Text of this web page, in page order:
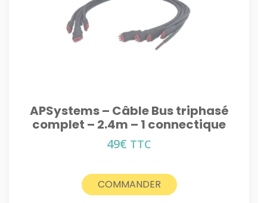
APSystems – Câble Bus triphasé
complet – 2.4m – 1 connectique
49€ TTC
COMMANDER